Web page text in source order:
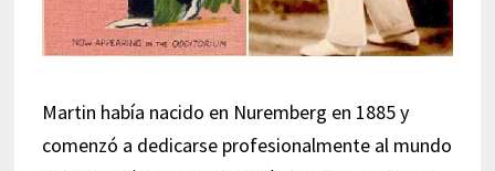
Martin había nacido en Nuremberg en 1885 y
comenzó a dedicarse profesionalmente al mundo